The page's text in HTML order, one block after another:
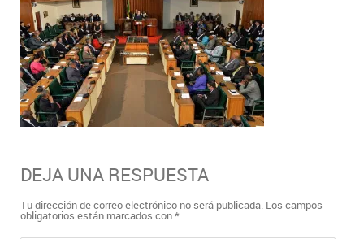
DEJA UNA RESPUESTA
Tu dirección de correo electrónico no será publicada. Los campos
obligatorios están marcados con*